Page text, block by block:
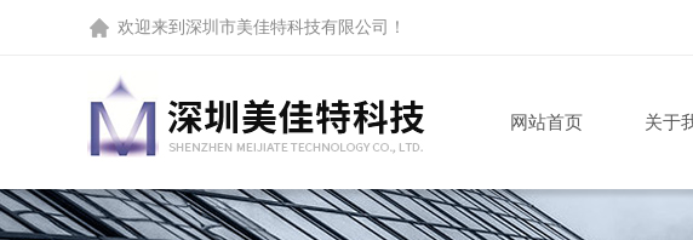
欢迎来到 深圳市美佳特科技有限公司 ！
网站首页 关于